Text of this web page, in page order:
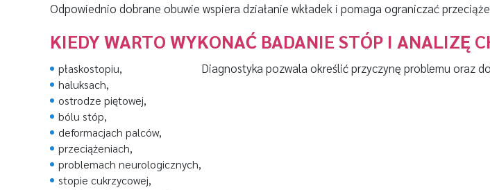
Odpowiednio dobrane obuwie wspiera działanie wkładek i pomaga ograniczać
KIEDY WARTO WYKONAĆ BADANIE STÓP I ANALIZĘ
płaskostopiu,
haluksach,
ostrodze piętowej,
bólu stóp,
deformacjach palców,
przeciążeniach,
problemach neurologicznych,
stopie cukrzycowej,
Diagnostyka pozwala określić przyczynę problemu oraz